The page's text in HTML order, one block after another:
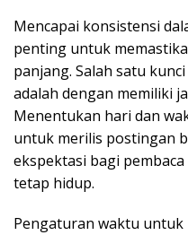
Mencapai konsistensi
penting untuk
panjang. Salah satu
adalah dengan memiliki
Menentukan hari dan
untuk merilis postingan
ekspektasi bagi
tetap hidup.
Pengaturan waktu